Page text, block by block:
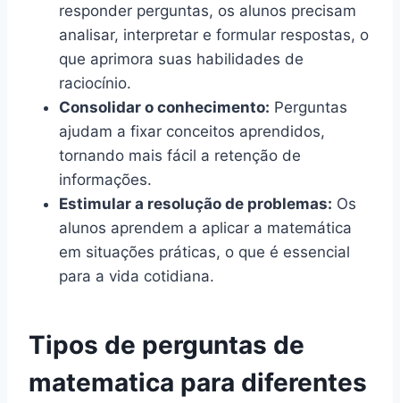
responder perguntas, os alunos precisam
analisar, interpretar e formular respostas, o
que aprimora suas habilidades de
raciocínio.
Consolidar o conhecimento: Perguntas
ajudam a fixar conceitos aprendidos,
tornando mais fácil a retenção de
informações.
Estimular a resolução de problemas: Os
alunos aprendem a aplicar a matemática
em situações práticas, o que é essencial
para a vida cotidiana.
Tipos de perguntas de
matematica para diferentes